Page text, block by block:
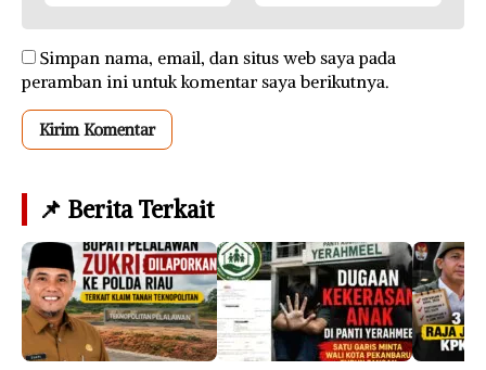
Simpan nama, email, dan situs web saya pada
peramban ini untuk komentar saya berikutnya.
📌 Berita Terkait